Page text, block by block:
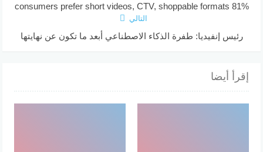
81% consumers prefer short videos, CTV, shoppable formats
التالي
رئيس إنفيديا: طفرة الذكاء الاصطناعي أبعد ما تكون عن نهايتها
إقرأ أيضا